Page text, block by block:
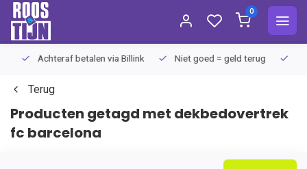
0
Achteraf betalen via Billink Niet goed = geld terug
Terug
Producten getagd met dekbedovertrek
fc barcelona